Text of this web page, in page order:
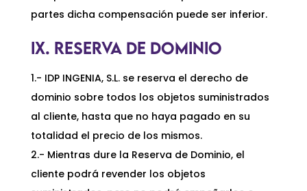
partes dicha compensación puede ser inferior.
IX. RESERVA DE DOMINIO
1.- IDP INGENIA, S.L. se reserva el derecho de
dominio sobre todos los objetos suministrados
al cliente, hasta que no haya pagado en su
totalidad el precio de los mismos.
2.- Mientras dure la Reserva de Dominio, el
cliente podrá revender los objetos